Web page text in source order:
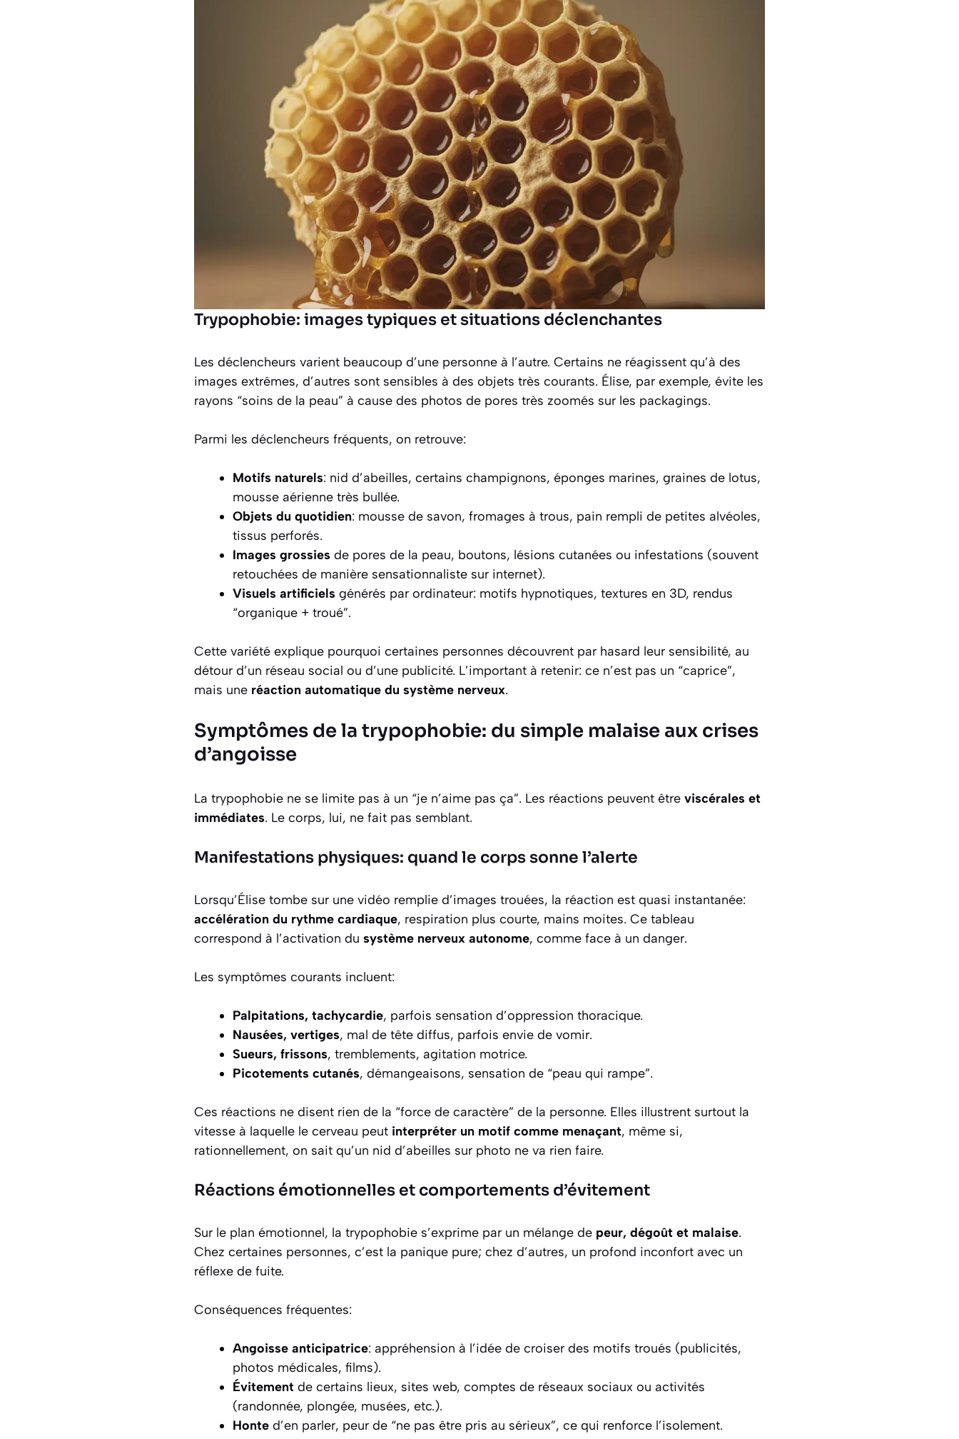
Trypophobie: images typiques et situations déclenchantes
Les déclencheurs varient beaucoup d’une personne à l’autre. Certains ne réagissent qu’à des
images extrêmes, d’autres sont sensibles à des objets très courants. Élise, par exemple, évite les
rayons “soins de la peau” à cause des photos de pores très zoomés sur les packagings.
Parmi les déclencheurs fréquents, on retrouve:
Motifs naturels: nid d’abeilles, certains champignons, éponges marines, graines de lotus,
mousse aérienne très bullée.
Objets du quotidien: mousse de savon, fromages à trous, pain rempli de petites alvéoles,
tissus perforés.
Images grossies de pores de la peau, boutons, lésions cutanées ou infestations (souvent
retouchées de manière sensationnaliste sur internet).
Visuels artificiels générés par ordinateur: motifs hypnotiques, textures en 3D, rendus
“organique + troué”.
Cette variété explique pourquoi certaines personnes découvrent par hasard leur sensibilité, au
détour d’un réseau social ou d’une publicité. L’important à retenir: ce n’est pas un “caprice”,
mais une réaction automatique du système nerveux.
Symptômes de la trypophobie: du simple malaise aux crises
d’angoisse
La trypophobie ne se limite pas à un “je n’aime pas ça”. Les réactions peuvent être viscérales et
immédiates. Le corps, lui, ne fait pas semblant.
Manifestations physiques: quand le corps sonne l’alerte
Lorsqu’Élise tombe sur une vidéo remplie d’images trouées, la réaction est quasi instantanée:
accélération du rythme cardiaque, respiration plus courte, mains moites. Ce tableau
correspond à l’activation du système nerveux autonome, comme face à un danger.
Les symptômes courants incluent:
Palpitations, tachycardie, parfois sensation d’oppression thoracique.
Nausées, vertiges, mal de tête diffus, parfois envie de vomir.
Sueurs, frissons, tremblements, agitation motrice.
Picotements cutanés, démangeaisons, sensation de “peau qui rampe”.
Ces réactions ne disent rien de la “force de caractère” de la personne. Elles illustrent surtout la
vitesse à laquelle le cerveau peut interpréter un motif comme menaçant, même si,
rationnellement, on sait qu’un nid d’abeilles sur photo ne va rien faire.
Réactions émotionnelles et comportements d’évitement
Sur le plan émotionnel, la trypophobie s’exprime par un mélange de peur, dégoût et malaise.
Chez certaines personnes, c’est la panique pure; chez d’autres, un profond inconfort avec un
réflexe de fuite.
Conséquences fréquentes:
Angoisse anticipatrice: appréhension à l’idée de croiser des motifs troués (publicités,
photos médicales, films).
Évitement de certains lieux, sites web, comptes de réseaux sociaux ou activités
(randonnée, plongée, musées, etc.).
Honte d’en parler, peur de “ne pas être pris au sérieux”, ce qui renforce l’isolement.